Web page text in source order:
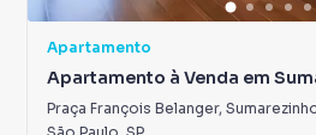
Apartamento
Apartamento à Venda em
Praça François Belanger,